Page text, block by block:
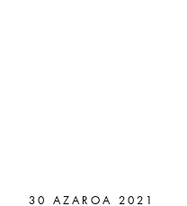
30 AZAROA 2021